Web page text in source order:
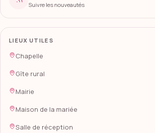
Suivre les nouveautés
LIEUX UTILES
Chapelle
Gîte rural
Mairie
Maison de la mariée
Salle de réception